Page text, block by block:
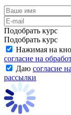
Подобрать курс
Подобрать курс
Нажимая на
согласие на
Даю согласие
рассылки